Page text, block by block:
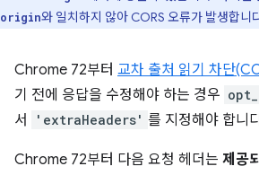
origin와 일치하지 않아 CORS 오류가 발생합니
Chrome 72부터 교차 출처 읽기 차단
기 전에 응답을 수정해야 하는 경우
서
'extraHeaders' 를 지정해야 합니
Chrome 72부터 다음 요청 헤더는 제공